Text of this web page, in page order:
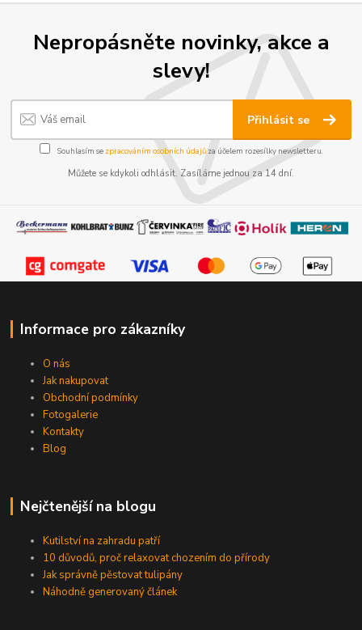
Nepropásněte novinky, akce a
slevy!
Přihlásit se
Souhlasím se zpracováním osobních údajůza účelem rozesílky newsletteru.
Můžete se kdykoli odhlásit. Zasíláme jednou za 14 dní.
Informace pro zákazníky
O nás
Jak nakupovat
Obchodní podmínky
Fotogalerie
Kontakty
Blog
Nejčtenější na blogu
Kutilství na zahradu patří
10 důvodů, proč relaxovat chozením do přírody
Jak správně pěstovat tulipány
Náhodně generovaný článek